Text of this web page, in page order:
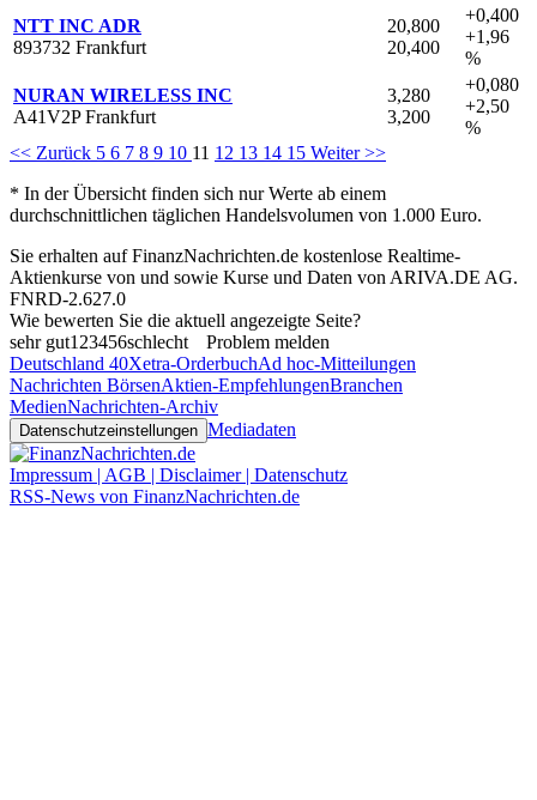
NTT INC ADR
893732 Frankfurt
20,800
20,400
+0,400
+1,96
%
NURAN WIRELESS INC
A41V2P Frankfurt
3,280
3,200
+0,080
+2,50
%
<< Zurück 5 6 7 8 9 10 11 12 13 14 15 Weiter >>
* In der Übersicht finden sich nur Werte ab einem
durchschnittlichen täglichen Handelsvolumen von 1.000 Euro.
Sie erhalten auf FinanzNachrichten.de kostenlose Realtime-
Aktienkurse von und sowie Kurse und Daten von ARIVA.DE AG.
FNRD-2.627.0
Wie bewerten Sie die aktuell angezeigte Seite?
sehr gut1 23456schlecht
Problem melden
Deutschland 40Xetra-OrderbuchAd hoc-Mitteilungen
Nachrichten BörsenAktien-EmpfehlungenBranchen
MedienNachrichten-Archiv
Datenschutzeinstellungen Mediadaten
Impressum | AGB | Disclaimer | Datenschutz
RSS-News von FinanzNachrichten.de